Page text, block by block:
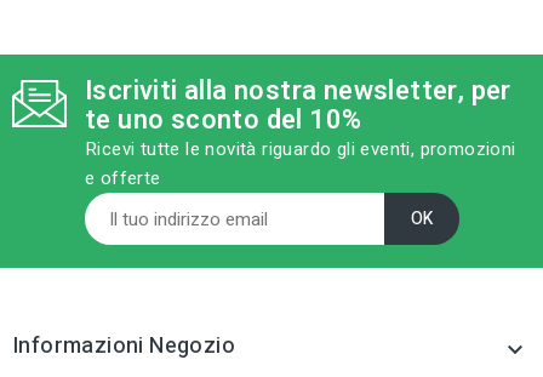
Iscriviti alla nostra newsletter, per
te uno sconto del 10%
Ricevi tutte le novità riguardo gli eventi, promozioni
e offerte
Informazioni Negozio 